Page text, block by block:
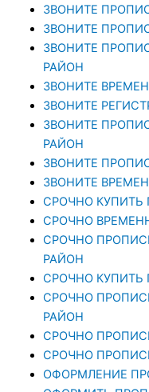
ЗВОНИТЕ
ЗВОНИТЕ
ЗВОНИТЕ
РАЙОН
ЗВОНИТЕ
ЗВОНИТЕ
ЗВОНИТЕ
РАЙОН
ЗВОНИТЕ
ЗВОНИТЕ
СРОЧНО КУПИТЬ
СРОЧНО
СРОЧНО
РАЙОН
СРОЧНО КУПИТЬ
CРОЧНО
РАЙОН
СРОЧНО
СРОЧНО
ОФОРМЛЕНИЕ